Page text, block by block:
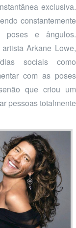
exclusiva.
constantemente
poses e ângulos.
Arkane Lowe,
sociais como
com as poses
que criou um
pessoas totalmente